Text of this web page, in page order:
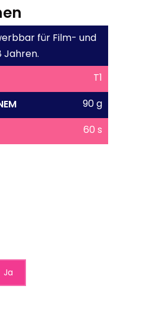
für Film- und
Jahren.
T1
90 g
60 s
Ja